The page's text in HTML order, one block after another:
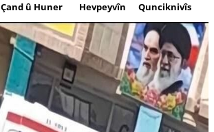
Çand û Huner Hevpeyvîn Qunciknivîs